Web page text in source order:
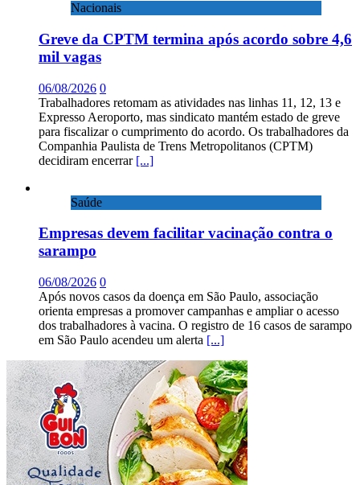
Nacionais
Greve da CPTM termina após acordo sobre 4,6
mil vagas
06/08/2026 0
Trabalhadores retomam as atividades nas linhas 11, 12, 13 e
Expresso Aeroporto, mas sindicato mantém estado de greve
para fiscalizar o cumprimento do acordo. Os trabalhadores da
Companhia Paulista de Trens Metropolitanos (CPTM)
decidiram encerrar [...]
Saúde
Empresas devem facilitar vacinação contra o
sarampo
06/08/2026 0
Após novos casos da doença em São Paulo, associação
orienta empresas a promover campanhas e ampliar o acesso
dos trabalhadores à vacina. O registro de 16 casos de sarampo
em São Paulo acendeu um alerta [...]